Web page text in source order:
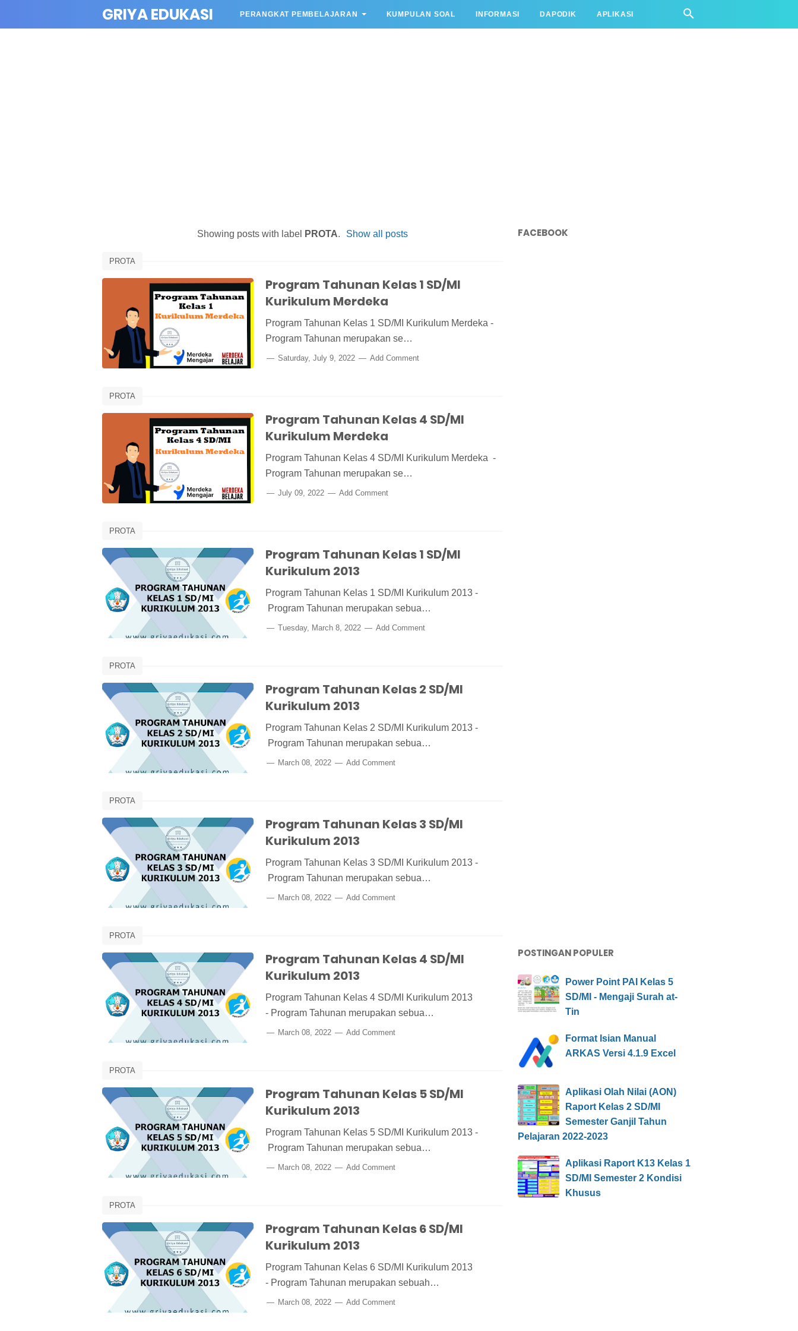
GRIYA EDUKASI PERANGKAT PEMBELAJARAN KUMPULAN SOAL INFORMASI DAPODIK APLIKASI
Showing posts with label PROTA. Show all posts
PROTA
Program Tahunan Kelas 1 SD/MI
Kurikulum Merdeka
Program Tahunan Kelas 1 SD/MI Kurikulum Merdeka -
Program Tahunan merupakan se…
Saturday, July 9, 2022 Add Comment
PROTA
Program Tahunan Kelas 4 SD/MI
Kurikulum Merdeka
Program Tahunan Kelas 4 SD/MI Kurikulum Merdeka -
Program Tahunan merupakan se…
July 09, 2022 Add Comment
PROTA
Program Tahunan Kelas 1 SD/MI
Kurikulum 2013
Program Tahunan Kelas 1 SD/MI Kurikulum 2013 -
Program Tahunan merupakan sebua…
Tuesday, March 8, 2022 Add Comment
PROTA
Program Tahunan Kelas 2 SD/MI
Kurikulum 2013
Program Tahunan Kelas 2 SD/MI Kurikulum 2013 -
Program Tahunan merupakan sebua…
March 08, 2022 Add Comment
PROTA
Program Tahunan Kelas 3 SD/MI
Kurikulum 2013
Program Tahunan Kelas 3 SD/MI Kurikulum 2013 -
Program Tahunan merupakan sebua…
March 08, 2022 Add Comment
PROTA
Program Tahunan Kelas 4 SD/MI
Kurikulum 2013
Program Tahunan Kelas 4 SD/MI Kurikulum 2013
- Program Tahunan merupakan sebua…
March 08, 2022 Add Comment
PROTA
Program Tahunan Kelas 5 SD/MI
Kurikulum 2013
Program Tahunan Kelas 5 SD/MI Kurikulum 2013 -
Program Tahunan merupakan sebua…
March 08, 2022 Add Comment
PROTA
Program Tahunan Kelas 6 SD/MI
Kurikulum 2013
Program Tahunan Kelas 6 SD/MI Kurikulum 2013
- Program Tahunan merupakan sebuah…
March 08, 2022 Add Comment
FACEBOOK
POSTINGAN POPULER
Power Point PAI Kelas 5
SD/MI - Mengaji Surah at-
Tin
Format Isian Manual
ARKAS Versi 4.1.9 Excel
Aplikasi Olah Nilai (AON)
Raport Kelas 2 SD/MI
Semester Ganjil Tahun
Pelajaran 2022-2023
Aplikasi Raport K13 Kelas 1
SD/MI Semester 2 Kondisi
Khusus